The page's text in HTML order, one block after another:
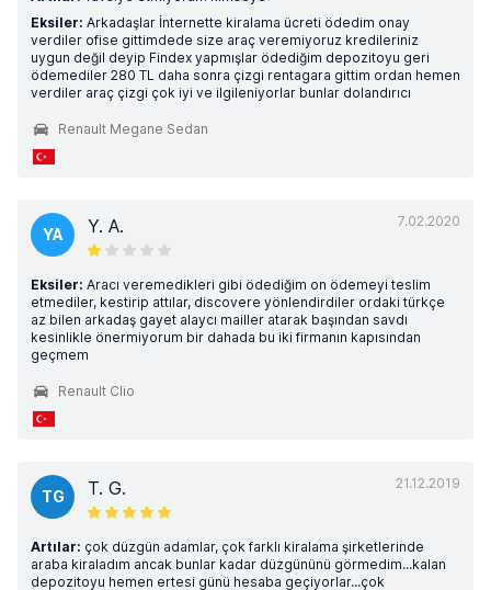
Eksiler: Arkadaşlar İnternette kiralama ücreti ödedim onay
verdiler ofise gittimdede size araç veremiyoruz kredileriniz
uygun değil deyip Findex yapmışlar ödediğim depozitoyu geri
ödemediler 280 TL daha sonra çizgi rentagara gittim ordan hemen
verdiler araç çizgi çok iyi ve ilgileniyorlar bunlar dolandırıcı
Renault Megane Sedan
7.02.2020
YA Y. A.
Eksiler: Aracı veremedikleri gibi ödediğim on ödemeyi teslim
etmediler, kestirip attılar, discovere yönlendirdiler ordaki türkçe
az bilen arkadaş gayet alaycı mailler atarak başından savdı
kesinlikle önermiyorum bir dahada bu iki firmanın kapısından
geçmem
Renault Clio
21.12.2019
TG T. G.
Artılar: çok düzgün adamlar, çok farklı kiralama şirketlerinde
araba kiraladım ancak bunlar kadar düzgününü görmedim...kalan
depozitoyu hemen ertesi günü hesaba geçiyorlar...çok